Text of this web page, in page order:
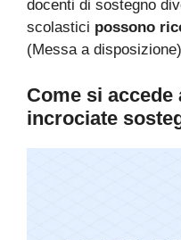
docenti di sostegno
scolastici possono
(Messa a
Come si
incrociate